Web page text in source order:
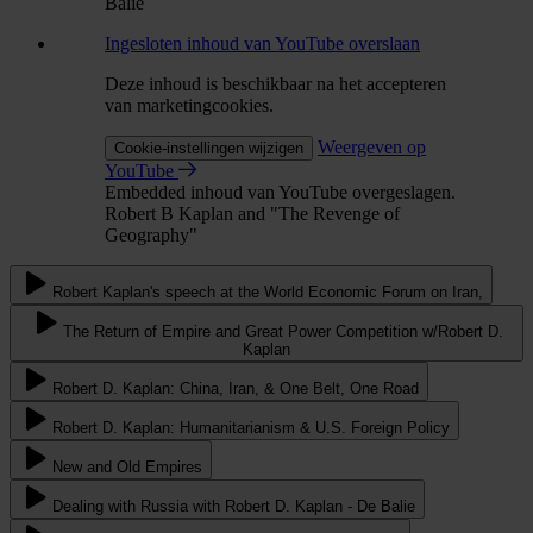
Ingesloten inhoud van YouTube overslaan
Deze inhoud is beschikbaar na het accepteren
van marketingcookies.
Cookie-instellingen wijzigen
Weergeven op
YouTube
Embedded inhoud van YouTube overgeslagen.
Robert B Kaplan and "The Revenge of
Geography"
Robert Kaplan's speech at the World Economic Forum on Iran,
The Return of Empire and Great Power Competition w/Robert D.
Kaplan
Robert D. Kaplan: China, Iran, & One Belt, One Road
Robert D. Kaplan: Humanitarianism & U.S. Foreign Policy
New and Old Empires
Dealing with Russia with Robert D. Kaplan - De Balie